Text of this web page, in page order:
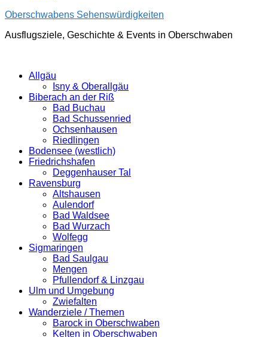
Oberschwabens Sehenswürdigkeiten
Ausflugsziele, Geschichte & Events in Oberschwaben
Allgäu
Isny & Oberallgäu
Biberach an der Riß
Bad Buchau
Bad Schussenried
Ochsenhausen
Riedlingen
Bodensee (westlich)
Friedrichshafen
Deggenhauser Tal
Ravensburg
Altshausen
Aulendorf
Bad Waldsee
Bad Wurzach
Wolfegg
Sigmaringen
Bad Saulgau
Mengen
Pfullendorf & Linzgau
Ulm und Umgebung
Zwiefalten
Wanderziele / Themen
Barock in Oberschwaben
Kelten in Oberschwaben